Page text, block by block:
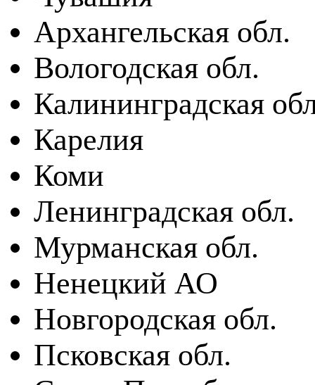
Архангельская обл.
Вологодская обл.
Калининградская
Карелия
Коми
Ленинградская обл.
Мурманская обл.
Ненецкий АО
Новгородская обл.
Псковская обл.